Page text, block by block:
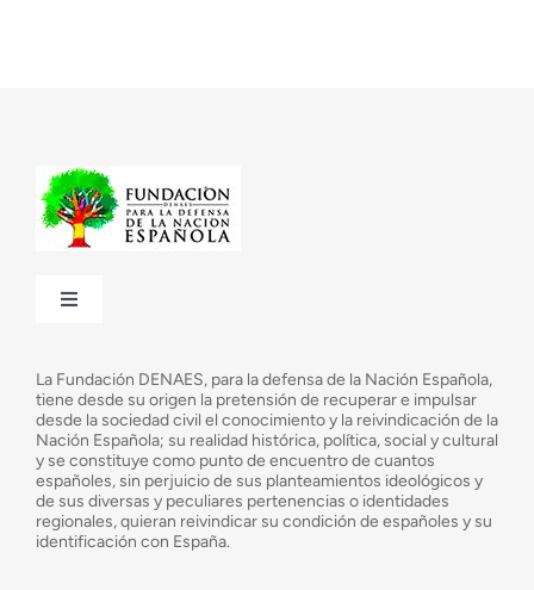
Toggle
¿Cuáles son nuestros objetivos?
Consejo Asesor
La Fundación DENAES, para la defensa de la Nación Española,
tiene desde su origen la pretensión de recuperar e impulsar
desde la sociedad civil el conocimiento y la reivindicación de la
Nación Española; su realidad histórica, política, social y cultural
y se constituye como punto de encuentro de cuantos
españoles, sin perjuicio de sus planteamientos ideológicos y
de sus diversas y peculiares pertenencias o identidades
regionales, quieran reivindicar su condición de españoles y su
identificación con España.